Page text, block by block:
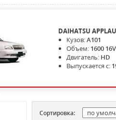
DAIHATSU
Кузов:A101
Объем: 1600 16V
Двигатель: HD
Выпускается с:
Сортировка: